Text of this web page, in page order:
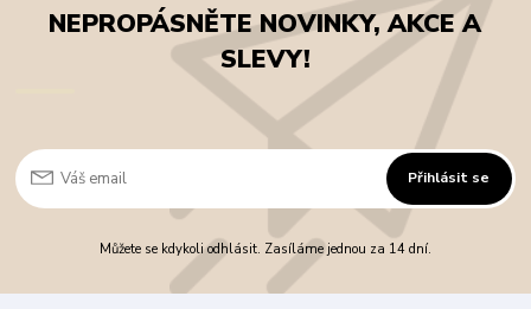
NEPROPÁSNĚTE NOVINKY, AKCE A
SLEVY!
Přihlásit se
Můžete se kdykoli odhlásit. Zasíláme jednou za 14 dní.